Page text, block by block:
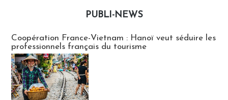
PUBLI-NEWS
Coopération France-Vietnam : Hanoï veut séduire les
professionnels français du tourisme